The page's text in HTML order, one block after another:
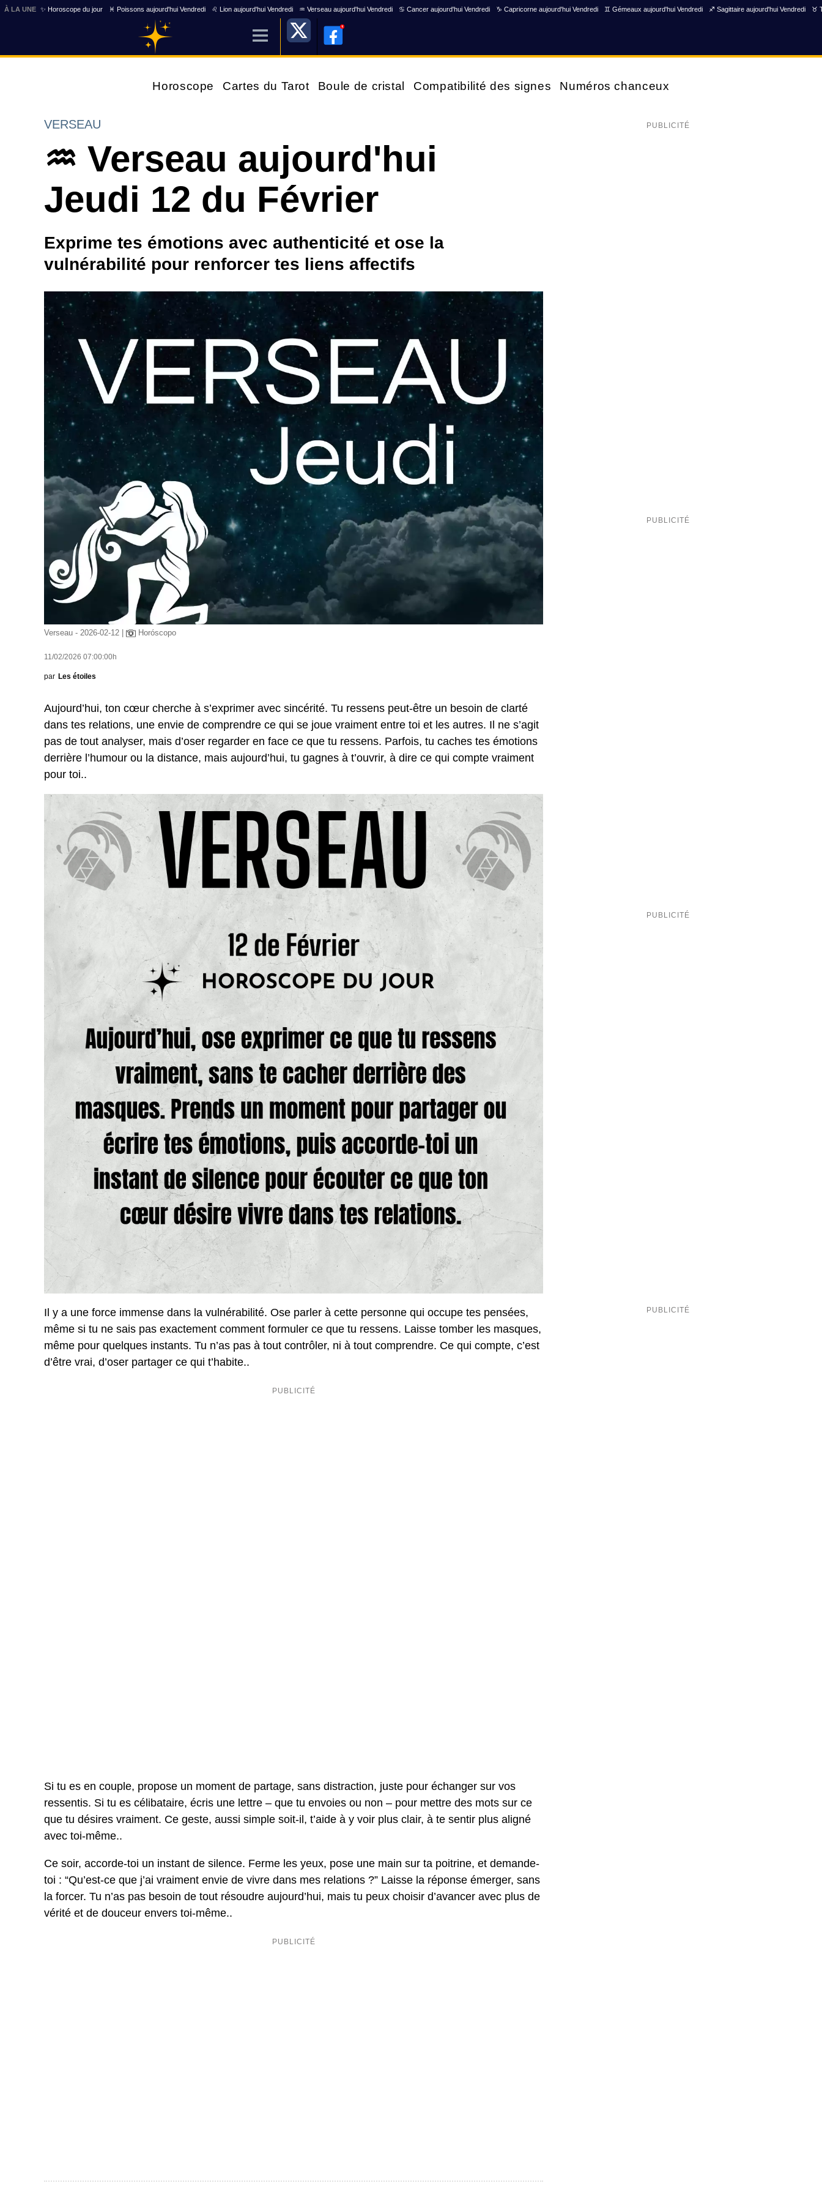
À LA UNE ✨ Horoscope du jour ♓ Poissons aujourd'hui Vendredi ♌ Lion aujourd'hui Vendredi ♒ Verseau aujourd'hui Vendredi ♋ Cancer aujourd'hui Vendredi ♑ Capricorne aujourd'hui Vendredi ♊ Gémeaux aujourd'hui Vendredi ♐ Sagittaire aujourd'hui Vendredi ♉
Horoscope Cartes du Tarot Boule de cristal Compatibilité des signes Numéros chanceux
VERSEAU
♒ Verseau aujourd'hui
Jeudi 12 du Février
Exprime tes émotions avec authenticité et ose la
vulnérabilité pour renforcer tes liens affectifs
Verseau - 2026-02-12 | Horóscopo
11/02/2026 07:00:00h
par Les étoiles
Aujourd’hui, ton cœur cherche à s’exprimer avec sincérité. Tu ressens peut-être un besoin de clarté
dans tes relations, une envie de comprendre ce qui se joue vraiment entre toi et les autres. Il ne s’agit
pas de tout analyser, mais d’oser regarder en face ce que tu ressens. Parfois, tu caches tes émotions
derrière l’humour ou la distance, mais aujourd’hui, tu gagnes à t’ouvrir, à dire ce qui compte vraiment
pour toi..
Il y a une force immense dans la vulnérabilité. Ose parler à cette personne qui occupe tes pensées,
même si tu ne sais pas exactement comment formuler ce que tu ressens. Laisse tomber les masques,
même pour quelques instants. Tu n’as pas à tout contrôler, ni à tout comprendre. Ce qui compte, c’est
d’être vrai, d’oser partager ce qui t’habite..
Si tu es en couple, propose un moment de partage, sans distraction, juste pour échanger sur vos
ressentis. Si tu es célibataire, écris une lettre – que tu envoies ou non – pour mettre des mots sur ce
que tu désires vraiment. Ce geste, aussi simple soit-il, t’aide à y voir plus clair, à te sentir plus aligné
avec toi-même..
Ce soir, accorde-toi un instant de silence. Ferme les yeux, pose une main sur ta poitrine, et demande-
toi : “Qu’est-ce que j’ai vraiment envie de vivre dans mes relations ?” Laisse la réponse émerger, sans
la forcer. Tu n’as pas besoin de tout résoudre aujourd’hui, mais tu peux choisir d’avancer avec plus de
vérité et de douceur envers toi-même..